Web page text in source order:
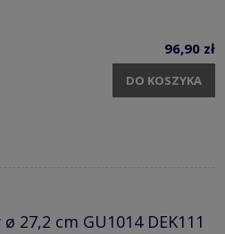
96,90 zł
DO KOSZYKA
27,2 cm GU1014 DEK111